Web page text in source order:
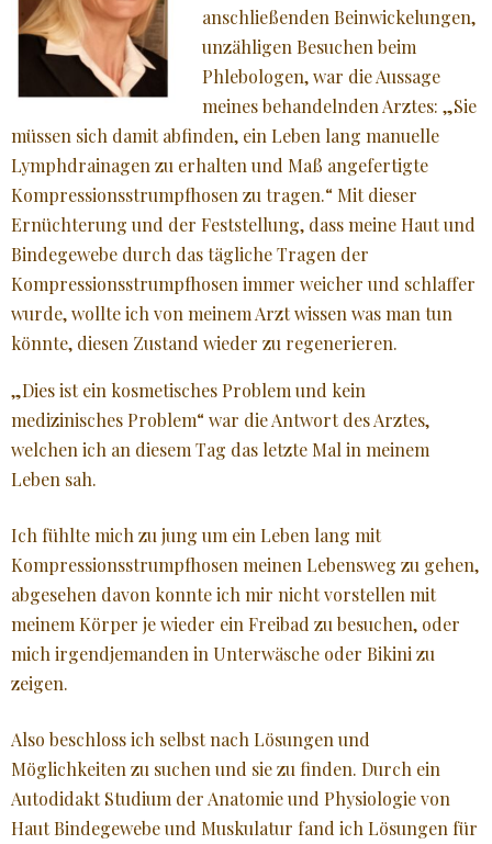
anschließenden Beinwickelungen,
unzähligen Besuchen beim
Phlebologen, war die Aussage
meines behandelnden Arztes: „Sie
müssen sich damit abfinden, ein Leben lang manuelle
Lymphdrainagen zu erhalten und Maß angefertigte
Kompressionsstrumpfhosen zu tragen.“ Mit dieser
Ernüchterung und der Feststellung, dass meine Haut und
Bindegewebe durch das tägliche Tragen der
Kompressionsstrumpfhosen immer weicher und schlaffer
wurde, wollte ich von meinem Arzt wissen was man tun
könnte, diesen Zustand wieder zu regenerieren.
„Dies ist ein kosmetisches Problem und kein
medizinisches Problem“ war die Antwort des Arztes,
welchen ich an diesem Tag das letzte Mal in meinem
Leben sah.
Ich fühlte mich zu jung um ein Leben lang mit
Kompressionsstrumpfhosen meinen Lebensweg zu gehen,
abgesehen davon konnte ich mir nicht vorstellen mit
meinem Körper je wieder ein Freibad zu besuchen, oder
mich irgendjemanden in Unterwäsche oder Bikini zu
zeigen.
Also beschloss ich selbst nach Lösungen und
Möglichkeiten zu suchen und sie zu finden. Durch ein
Autodidakt Studium der Anatomie und Physiologie von
Haut Bindegewebe und Muskulatur fand ich Lösungen für